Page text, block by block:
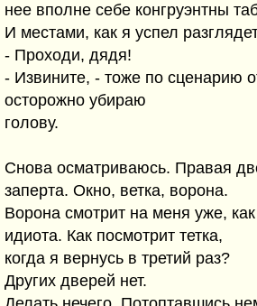
нее вполне себе конгруэнтны
И местами, как я успел
- Проходи, дядя!
- Извините, - тоже по сценарию
осторожно убираю
голову.
Снова осматриваюсь. Правая
заперта. Окно, ветка, ворона.
Ворона смотрит на меня уже,
идиота. Как посмотрит тетка,
когда я вернусь в третий раз?
Других дверей нет.